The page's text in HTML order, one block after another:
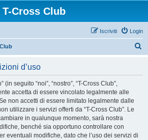
T-Cross Club
Login
Iscriviti
d’uso
(in seguito “noi”, “nostro”, “T-Cross Club”,
accetta di essere vincolato legalmente alle
non accetti di essere limitato legalmente dalle
utilizzare i servizi offerti da “T-Cross Club”. Le
in qualunque momento, sarà nostra
benché sia opportuno controllare con
eventuali modifiche, dato che l’uso dei servizi di